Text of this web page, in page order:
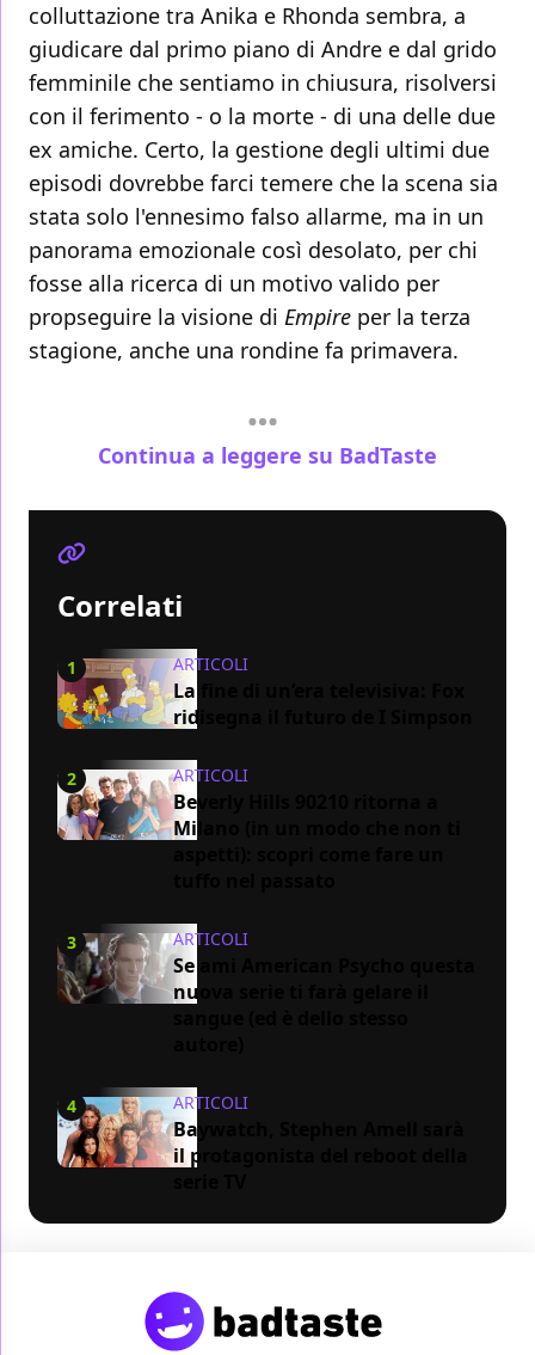
colluttazione tra Anika e Rhonda sembra, a
giudicare dal primo piano di Andre e dal grido
femminile che sentiamo in chiusura, risolversi
con il ferimento - o la morte - di una delle due
ex amiche. Certo, la gestione degli ultimi due
episodi dovrebbe farci temere che la scena sia
stata solo l'ennesimo falso allarme, ma in un
panorama emozionale così desolato, per chi
fosse alla ricerca di un motivo valido per
propseguire la visione di Empire per la terza
stagione, anche una rondine fa primavera.
Continua a leggere su BadTaste
Correlati
1 ARTICOLI
La fine di un’era televisiva: Fox
ridisegna il futuro de I Simpson
2 ARTICOLI
Beverly Hills 90210 ritorna a
Milano (in un modo che non ti
3 ARTICOLI
Se ami American Psycho questa
nuova serie ti farà gelare il
4 ARTICOLI
Baywatch, Stephen Amell sarà
il protagonista del reboot della